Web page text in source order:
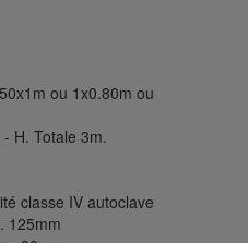
ou 1x0.80m ou
H. Totale 3m.
classe IV autoclave
125mm